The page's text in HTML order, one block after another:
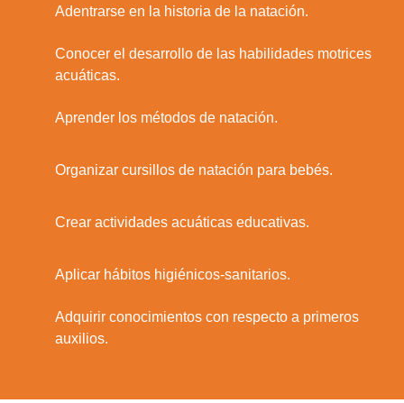
Adentrarse en la historia de la natación.
Conocer el desarrollo de las habilidades motrices
acuáticas.
Aprender los métodos de natación.
Organizar cursillos de natación para bebés.
Crear actividades acuáticas educativas.
Aplicar hábitos higiénicos-sanitarios.
Adquirir conocimientos con respecto a primeros
auxilios.